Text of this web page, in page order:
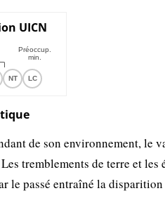
UICN
Préoccup.
min.
NT LC
de son environnement,
tremblements de terre et
le passé entraîné la